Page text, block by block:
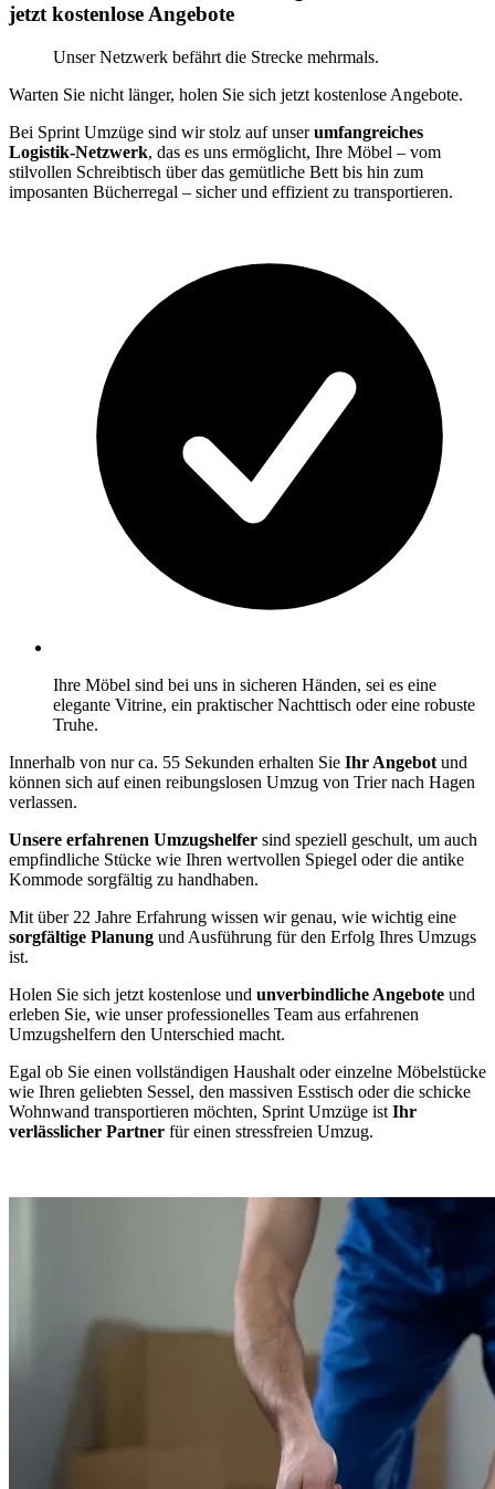
jetzt kostenlose Angebote
Unser Netzwerk befährt die Strecke mehrmals.
Warten Sie nicht länger, holen Sie sich jetzt kostenlose Angebote.
Bei Sprint Umzüge sind wir stolz auf unserumfangreiches
Logistik-Netzwerk, das es uns ermöglicht, Ihre Möbel – vom
stilvollen Schreibtisch über das gemütliche Bett bis hin zum
imposanten Bücherregal – sicher und effizient zu transportieren.
Ihre Möbel sind bei uns in sicheren Händen, sei es eine
elegante Vitrine, ein praktischer Nachttisch oder eine robuste
Truhe.
Innerhalb von nur ca. 55 Sekunden erhalten Sie Ihr Angebot und
können sich auf einen reibungslosen Umzug von Trier nach Hagen
verlassen.
Unsere erfahrenen Umzugshelfer sind speziell geschult, um auch
empfindliche Stücke wie Ihren wertvollen Spiegel oder die antike
Kommode sorgfältig zu handhaben.
Mit über 22 Jahre Erfahrung wissen wir genau, wie wichtig eine
sorgfältige Planung und Ausführung für den Erfolg Ihres Umzugs
ist.
Holen Sie sich jetzt kostenlose und unverbindliche Angebote und
erleben Sie, wie unser professionelles Team aus erfahrenen
Umzugshelfern den Unterschied macht.
Egal ob Sie einen vollständigen Haushalt oder einzelne Möbelstücke
wie Ihren geliebten Sessel, den massiven Esstisch oder die schicke
Wohnwand transportieren möchten, Sprint Umzüge ist Ihr
verlässlicher Partner für einen stressfreien Umzug.